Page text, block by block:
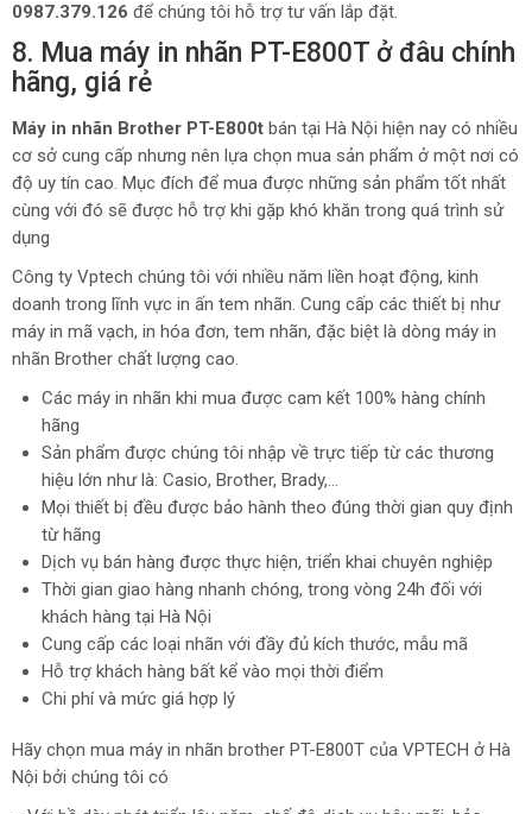
0987.379.126 để chúng tôi hỗ trợ tư vấn lắp đặt.
8. Mua máy in nhãn PT-E800T ở đâu chính
hãng, giá rẻ
Máy in nhãn Brother PT-E800t bán tại Hà Nội hiện nay có nhiều
cơ sở cung cấp nhưng nên lựa chọn mua sản phẩm ở một nơi có
độ uy tín cao. Mục đích để mua được những sản phẩm tốt nhất
cùng với đó sẽ được hỗ trợ khi gặp khó khăn trong quá trình sử
dụng
Công ty Vptech chúng tôi với nhiều năm liền hoạt động, kinh
doanh trong lĩnh vực in ấn tem nhãn. Cung cấp các thiết bị như
máy in mã vạch, in hóa đơn, tem nhãn, đặc biệt là dòng máy in
nhãn Brother chất lượng cao.
Các máy in nhãn khi mua được cam kết 100% hàng chính
hãng
Sản phẩm được chúng tôi nhập về trực tiếp từ các thương
hiệu lớn như là: Casio, Brother, Brady,…
Mọi thiết bị đều được bảo hành theo đúng thời gian quy định
từ hãng
Dịch vụ bán hàng được thực hiện, triển khai chuyên nghiệp
Thời gian giao hàng nhanh chóng, trong vòng 24h đối với
khách hàng tại Hà Nội
Cung cấp các loại nhãn với đầy đủ kích thước, mẫu mã
Hỗ trợ khách hàng bất kể vào mọi thời điểm
Chi phí và mức giá hợp lý
Hãy chọn mua máy in nhãn brother PT-E800T của VPTECH ở Hà
Nội bởi chúng tôi có